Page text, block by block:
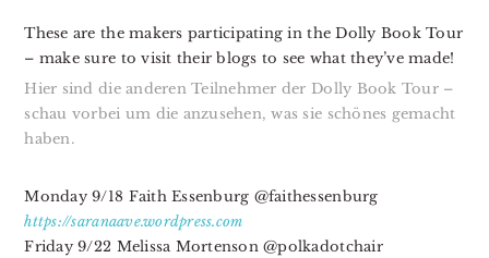
These are the makers participating in the Dolly Book Tour
– make sure to visit their blogs to see what they’ve made!
Hier sind die anderen Teilnehmer der Dolly Book Tour –
schau vorbei um die anzusehen, was sie schönes gemacht
haben.
Monday 9/18 Faith Essenburg @faithessenburg
https://saranaave.wordpress.com
Friday 9/22 Melissa Mortenson @polkadotchair